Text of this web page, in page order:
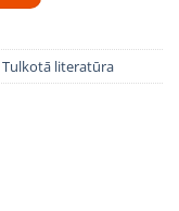
Tulkotā literatūra